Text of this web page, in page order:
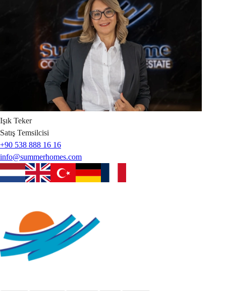
Işık Teker
Satış Temsilcisi
+90 538 888 16 16
info@summerhomes.com